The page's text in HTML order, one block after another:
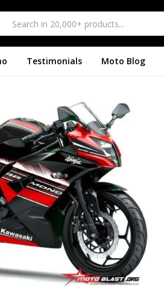
Testimonials Moto Blog